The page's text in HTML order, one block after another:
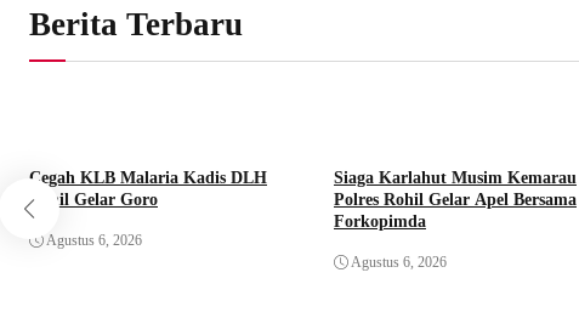
Berita Terbaru
Cegah KLB Malaria Kadis DLH
Rohil Gelar Goro
Agustus 6, 2026
Siaga Karlahut Musim Kemarau
Polres Rohil Gelar Apel Bersama
Forkopimda
Agustus 6, 2026